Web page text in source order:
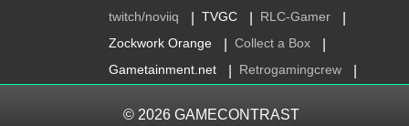
twitch/noviiq TVGC RLC-Gamer
Zockwork Orange Collect a Box
Gametainment.net Retrogamingcrew
© 2026 GAMECONTRAST